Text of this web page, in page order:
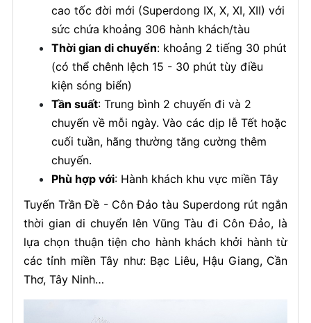
cao tốc đời mới (Superdong IX, X, XI, XII) với
sức chứa khoảng 306 hành khách/tàu
Thời gian di chuyển: khoảng 2 tiếng 30 phút
(có thể chênh lệch 15 - 30 phút tùy điều
kiện sóng biển)
Tần suất: Trung bình 2 chuyến đi và 2
chuyến về mỗi ngày. Vào các dịp lễ Tết hoặc
cuối tuần, hãng thường tăng cường thêm
chuyến.
Phù hợp với: Hành khách khu vực miền Tây
Tuyến Trần Đề - Côn Đảo tàu Superdong rút ngắn
thời gian di chuyển lên Vũng Tàu đi Côn Đảo, là
lựa chọn thuận tiện cho hành khách khởi hành từ
các tỉnh miền Tây như: Bạc Liêu, Hậu Giang, Cần
Thơ, Tây Ninh…